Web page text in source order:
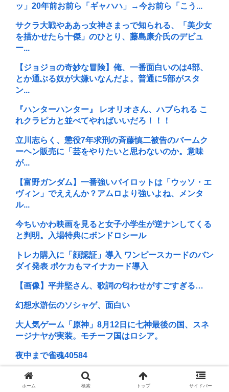
ッ」20年前お前ら「ギャハハ」→今お前ら「こう...
サクラ大戦やああっ女神さまっで知られる、「美少女
を描かせたら十傑」のひとり、藤島康介氏のデビュ
ー...
【ジョジョの奇妙な冒険】俺、一番面白いのは4部、
とか通ぶる奴が大嫌いなんだよ。普通に5部がスタ
ン...
『ハンターハンター』 レオリオさん、ハブられる こ
れクラピカと並べてやればいいだろ！！！
立川志らく、懲役7年求刑の斉藤慎二被告のバームク
ーヘン販売に「芸をやりたいと思わないのか。意味
が...
【富野ガンダム】一番強いパイロットは「ウッソ・エ
ヴィン」でええんか？アムロより強いよね、メンタ
ル...
今ちいかわ映画を見ると女子小学生が逆ナンしてくる
と判明。入場特典にボンドロシール
トレカ購入に「顔認証」導入 ワンピースカードのバン
ダイ発表 ポケカもマイナカード導入
【画像】平井堅さん、歌詞の匂わせがすごすぎる…
幻想水滸伝のソシャゲ、面白い
大人気ゲーム「原神」8月12日に七神最後の国、スネ
ージナヤが実装。モチーフ国はロシア。
夜中まで雀魂40584
最新の吉澤ひとみさん、元気そう
ホーム 検索 トップ サイドバー